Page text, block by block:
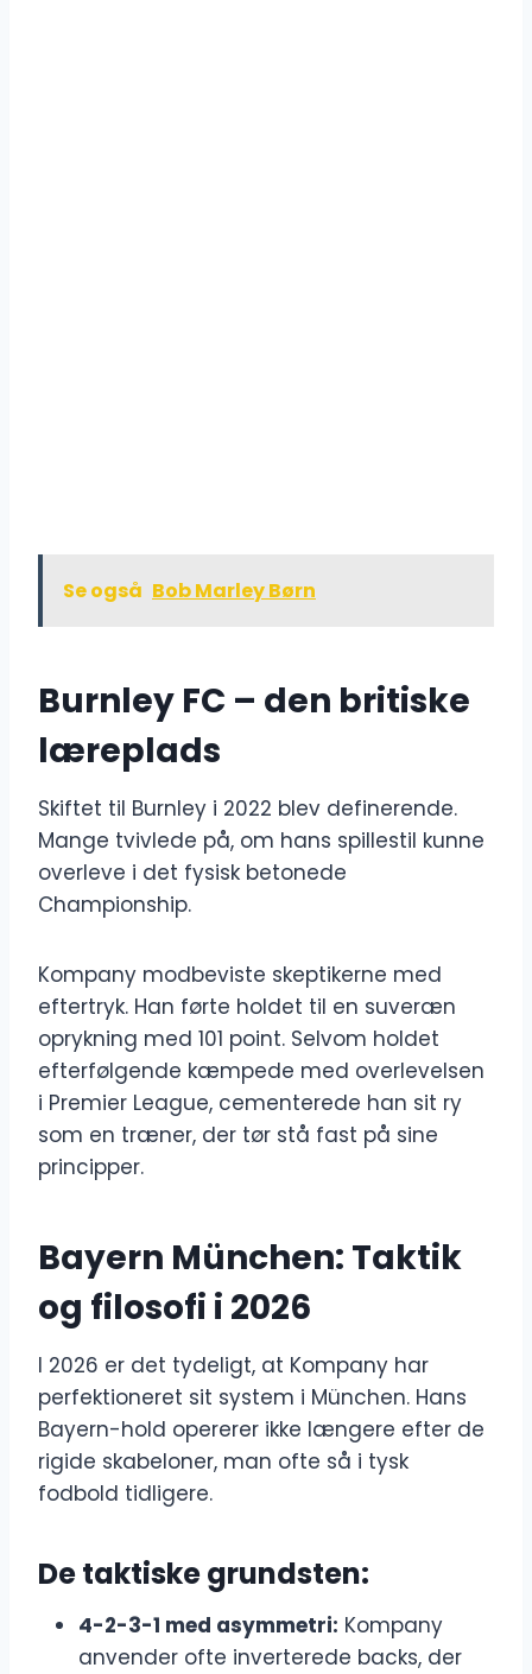
Se også Bob Marley Børn
Burnley FC – den britiske
læreplads
Skiftet til Burnley i 2022 blev definerende.
Mange tvivlede på, om hans spillestil kunne
overleve i det fysisk betonede
Championship.
Kompany modbeviste skeptikerne med
eftertryk. Han førte holdet til en suveræn
oprykning med 101 point. Selvom holdet
efterfølgende kæmpede med overlevelsen
i Premier League, cementerede han sit ry
som en træner, der tør stå fast på sine
principper.
Bayern München: Taktik
og filosofi i 2026
I 2026 er det tydeligt, at Kompany har
perfektioneret sit system i München. Hans
Bayern-hold opererer ikke længere efter de
rigide skabeloner, man ofte så i tysk
fodbold tidligere.
De taktiske grundsten:
4-2-3-1 med asymmetri: Kompany
anvender ofte inverterede backs, der